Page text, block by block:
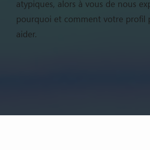
atypiques, alors à vous de nous
pourquoi et comment votre profil
aider.